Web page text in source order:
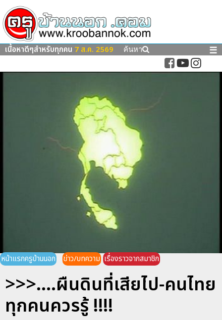
เนื้อหาดีๆสำหรับทุกคน 7 ส.ค. 2569 ค้นหา ☰
หน้าแรกครูบ้านนอก ข่าว/บทความ เรื่องราวจากสมาชิก
>>>....ผืนดินที่เสียไป-คนไทย
ทุกคนควรรู้ !!!!